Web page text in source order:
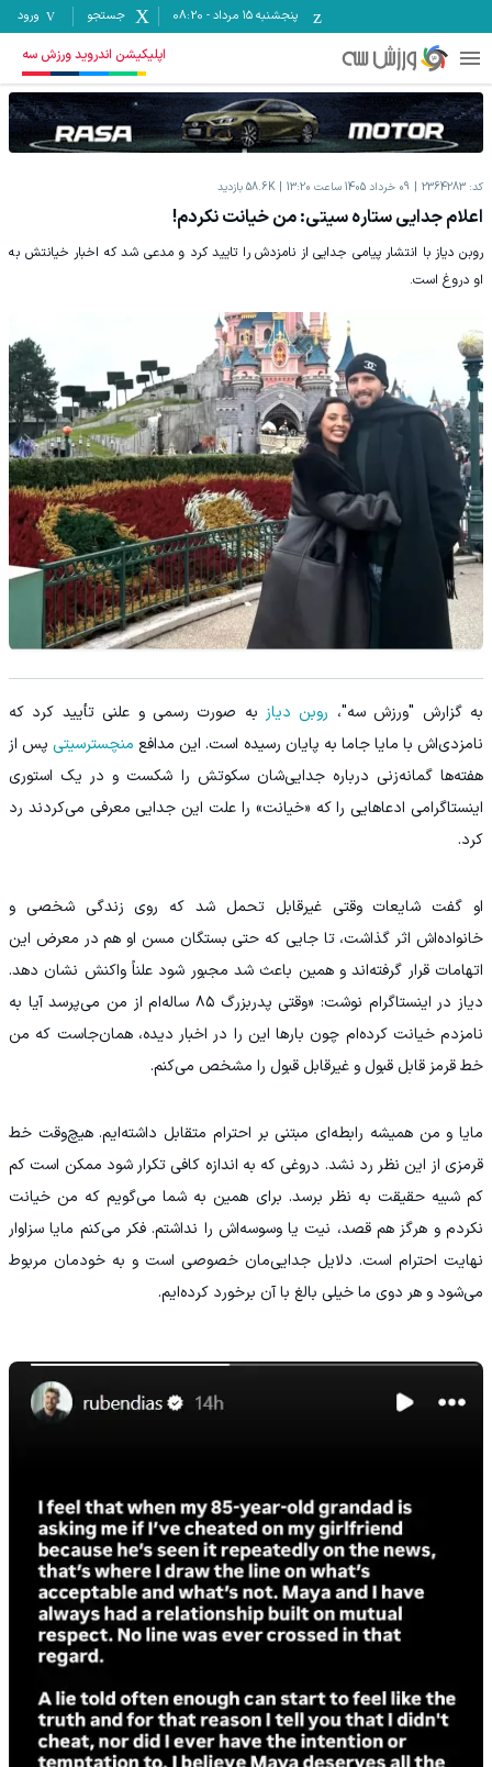
پنجشنبه ۱۵ مرداد -
08:20 جستجو ورود
اپلیکیشن اندروید ورزش سه
کد: 2364283 09 خرداد 1405 ساعت 13:20 58.6K بازدید
اعلام جدایی ستاره سیتی: من خیانت نکردم!
روبن دیاز با انتشار پیامی جدایی از نامزدش را تایید کرد و مدعی شد که اخبار خیانتش به
او دروغ است.
به گزارش "ورزش سه"، روبن دیازبه‌ صورت رسمی و علنی تأیید کرد که
نامزدی‌اش با مایا جاما به پایان رسیده است. این مدافع منچسترسیتی پس از
هفته‌ها گمانه‌زنی درباره جدایی‌شان سکوتش را شکست و در یک استوری
اینستاگرامی ادعاهایی را که «خیانت» را علت این جدایی معرفی می‌کردند رد
کرد.
او گفت شایعات وقتی غیرقابل‌ تحمل شد که روی زندگی شخصی و
خانواده‌اش اثر گذاشت، تا جایی که حتی بستگان مسن او هم در معرض این
اتهامات قرار گرفته‌اند و همین باعث شد مجبور شود علناً واکنش نشان دهد.
دیاز در اینستاگرام نوشت: «وقتی پدربزرگ ۸۵ ساله‌ام از من می‌پرسد آیا به
نامزدم خیانت کرده‌ام چون بارها این را در اخبار دیده، همان‌جاست که من
خط قرمز قابل‌ قبول و غیرقابل‌ قبول را مشخص می‌کنم.
مایا و من همیشه رابطه‌ای مبتنی بر احترام متقابل داشته‌ایم. هیچ‌وقت خط
قرمزی از این نظر رد نشد. دروغی که به اندازه کافی تکرار شود ممکن است کم‌
کم شبیه حقیقت به نظر برسد. برای همین به شما می‌گویم که من خیانت
نکردم و هرگز هم قصد، نیت یا وسوسه‌اش را نداشتم. فکر می‌کنم مایا سزاوار
نهایت احترام است. دلایل جدایی‌مان خصوصی است و به خودمان مربوط
می‌شود و هر دوی ما خیلی بالغ با آن برخورد کرده‌ایم.